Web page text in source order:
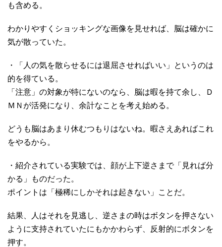
も含める。
わかりやすくショッキングな画像を見せれば、脳は確かに
気が散っていた。
・「人の気を散らせるには退屈させればいい」というのは
的を得ている。
「注意」の対象が特にないのなら、脳は暇を持て余し、Ｄ
ＭＮが活発になり、余計なことを考え始める。
どうも脳はあまり休むつもりはないね。暇さえあればこれ
をやるから。
・紹介されている実験では、顔が上下逆さまで「見れば分
かる」ものだった。
ポイントは「極稀にしかそれは起きない」ことだ。
結果、人はそれを見逃し、逆さまの時はボタンを押さない
ように支持されていたにもかかわらず、反射的にボタンを
押す。